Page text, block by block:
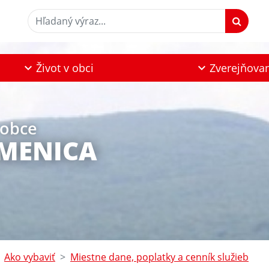
Hľadaný výraz...
Život v obci
Ako vybaviť Miestne dane, poplatky a cenník služieb